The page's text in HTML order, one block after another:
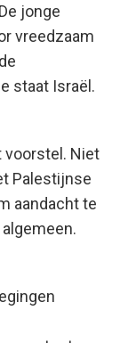
jonge
vreedzaam
staat Israël.
voorstel. Niet
Palestijnse
aandacht te